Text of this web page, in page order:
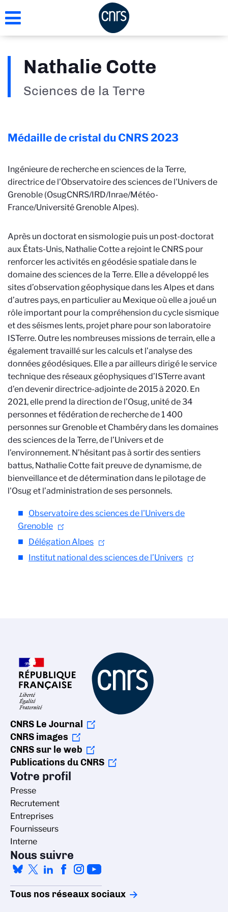
au
Nathalie Cotte
Sciences de la Terre
Médaille de cristal du CNRS2023
Ingénieure de recherche en sciences de la Terre,
directrice de l'Observatoire des sciences de l'Univers de
Grenoble (OsugCNRS/IRD/Inrae/Météo-
France/Université Grenoble Alpes).
Après un doctorat en sismologie puis un post-doctorat
aux États-Unis, Nathalie Cotte a rejoint le CNRS pour
renforcer les activités en géodésie spatiale dans le
domaine des sciences de la Terre. Elle a développé les
sites d’observation géophysique dans les Alpes et dans
d’autres pays, en particulier au Mexique où elle a joué un
rôle important pour la compréhension du cycle sismique
et des séismes lents, projet phare pour son laboratoire
ISTerre. Outre les nombreuses missions de terrain, elle a
également travaillé sur les calculs et l’analyse des
données géodésiques. Elle a par ailleurs dirigé le service
technique des réseaux géophysiques d’ISTerre avant
d’en devenir directrice-adjointe de 2015 à 2020. En
2021, elle prend la direction de l’Osug, unité de 34
personnes et fédération de recherche de 1 400
personnes sur Grenoble et Chambéry dans les domaines
des sciences de la Terre, de l’Univers et de
l’environnement. N’hésitant pas à sortir des sentiers
battus, Nathalie Cotte fait preuve de dynamisme, de
bienveillance et de détermination dans le pilotage de
l'Osug et l’administration de ses personnels.
Observatoire des sciences de l'Univers de
Grenoble
Délégation Alpes
Institut national des sciences de l’Univers
CNRS Le Journal
CNRS images
CNRS sur le web
Publications du CNRS
Votre profil
Presse
Recrutement
Entreprises
Fournisseurs
Interne
Nous suivre
Tous nos réseaux sociaux